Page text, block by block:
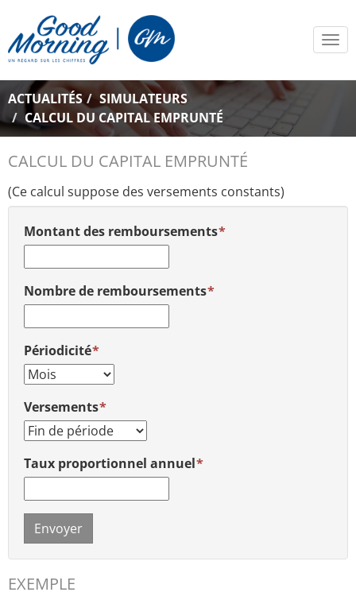
ACTUALITÉS
SIMULATEURS
CALCUL DU CAPITAL EMPRUNTÉ
CALCUL DU CAPITAL EMPRUNTÉ
(Ce calcul suppose des versements constants)
Montant des remboursements
Nombre de remboursements
Périodicité
Versements
Taux proportionnel annuel
Envoyer
EXEMPLE